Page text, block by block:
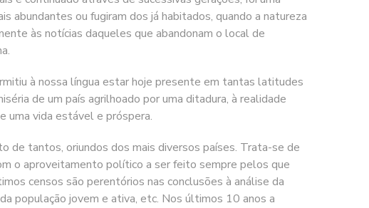
abundantes ou fugiram dos já habitados, quando a natureza
às notícias daqueles que abandonam o local de
à nossa língua estar hoje presente em tantas latitudes
de um país agrilhoado por uma ditadura, à realidade
uma vida estável e próspera.
de tantos, oriundos dos mais diversos países. Trata-se de
o aproveitamento político a ser feito sempre pelos que
censos são perentórios nas conclusões à análise da
população jovem e ativa, etc. Nos últimos 10 anos a